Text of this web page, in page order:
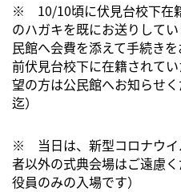
※ 10/10頃に伏見台校下在
のハガキを既にお送りして
民館へ会費を添えて手続き
前伏見台校下に在籍されて
望の方は公民館へお知らせ
迄）
※ 当日は、新型コロナウイ
者以外の式典会場はご遠慮
役員のみの入場です）